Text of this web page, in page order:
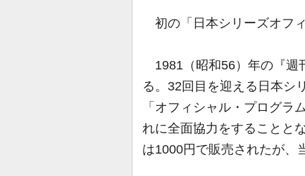
初の「日本シリーズオフ
1981（昭和56）年の『週
る。32回目を迎える日本シ
「オフィシャル・プログラ
れに全面協力をすることと
は1000円で販売されたが、